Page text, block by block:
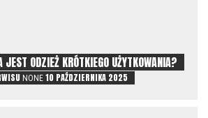
JEST ODZIEŻ KRÓTKIEGO UŻYTKOWANIA?
NONE 10 PAŹDZIERNIKA 2025